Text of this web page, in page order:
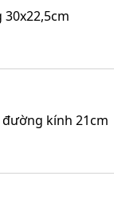
kính 21cm